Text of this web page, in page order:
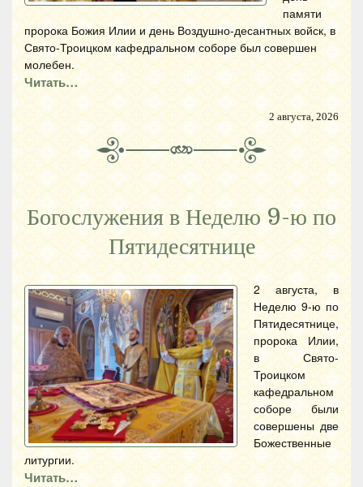
памяти
пророка Божия Илии и день Воздушно-десантных войск, в
Свято-Троицком кафедральном соборе был совершен
молебен.
Читать…
2 августа, 2026
Богослужения в Неделю 9-ю по
Пятидесятнице
2 августа, в
Неделю 9-ю по
Пятидесятнице,
пророка Илии,
в Свято-
Троицком
кафедральном
соборе были
совершены две
Божественные
литургии.
Читать…